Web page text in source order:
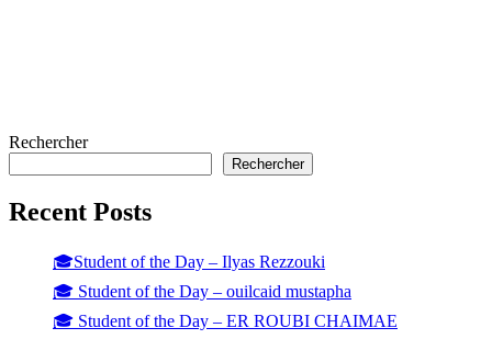
Rechercher
Rechercher
Recent Posts
🎓Student of the Day – Ilyas Rezzouki
🎓 Student of the Day – ouilcaid mustapha
🎓 Student of the Day – ER ROUBI CHAIMAE